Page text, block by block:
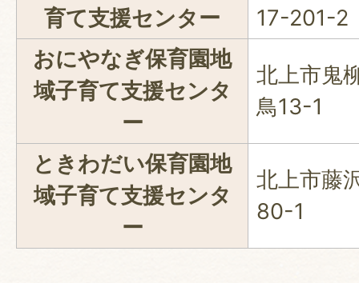
育て支援センター
17-201-2
おにやなぎ保育園地
域子育て支援センタ
ー
北上市鬼
鳥13-1
ときわだい保育園地
域子育て支援センタ
ー
北上市藤
80-1